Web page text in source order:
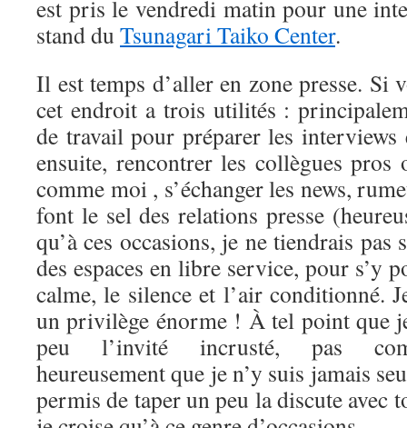
est pris le vendredi matin pour une
stand du Tsunagari Taiko Center.
Il est temps d’aller en zone presse. Si
cet endroit a trois utilités :
de travail pour préparer les interviews
ensuite, rencontrer les collègues pros
comme moi , s’échanger les news,
font le sel des relations presse
qu’à ces occasions, je ne tiendrais
des espaces en libre service, pour s’y
calme, le silence et l’air conditionné.
un privilège énorme ! À tel point que
peu l’invité incrusté, pas
heureusement que je n’y suis jamais
permis de taper un peu la discute avec